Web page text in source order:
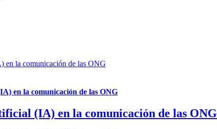
en la comunicación de las ONG
en la comunicación de las ONG
(IA) en la comunicación de las ONG